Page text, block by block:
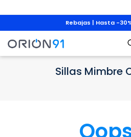
Rebajas | Hasta -
Sillas de Comedor por Material
Sillas Mimbre